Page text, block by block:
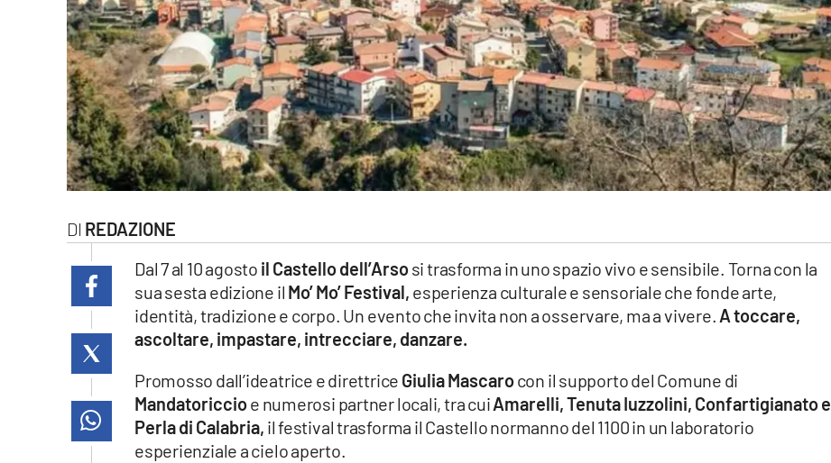
cosenzachannel.it
REDAZIONE
Dal 7 al 10 agosto il Castello dell’Arsosi trasforma in uno spazio vivo e sensibile. Torna con la
sua sesta edizione il Mo’ Mo’ Festival, esperienza culturale e sensoriale che fonde arte,
identità, tradizione e corpo. Un evento che invita non a osservare, ma a vivere. A toccare,
ascoltare, impastare, intrecciare, danzare.
Promosso dall’ideatrice e direttrice Giulia Mascarocon il supporto del Comune di
Mandatoriccioe numerosi partner locali, tra cuiAmarelli, Tenuta Iuzzolini, Confartigianato e
Perla di Calabria, il festival trasforma il Castello normanno del 1100 in un laboratorio
esperienziale a cielo aperto.